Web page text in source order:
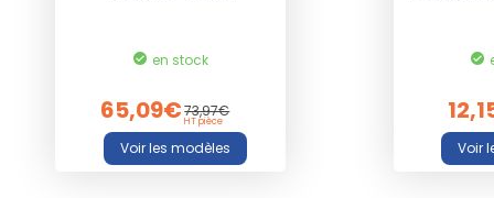
en stock
65,09€73,97€
HT pièce